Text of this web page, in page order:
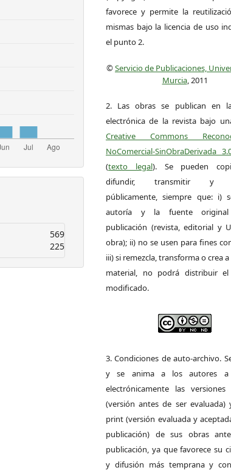
569
225
favorece y permite la
mismas bajo la licencia de uso
el punto 2.
©Servicio de Publicaciones,
Murcia, 2011
2. Las obras se publican en
electrónica de la revista bajo
Creative Commons
NoComercial-SinObraDerivada
(texto legal). Se pueden
difundir, transmitir y
públicamente, siempre que: i)
autoría y la fuente
publicación (revista, editorial y
obra); ii) no se usen para fines
iii) si remezcla, transforma o crea
material, no podrá distribuir el
modificado.
3. Condiciones de auto-archivo.
y se anima a los autores a
electrónicamente las versiones
(versión antes de ser evaluada)
print (versión evaluada y
publicación) de sus obras
publicación, ya que favorece su
y difusión más temprana y